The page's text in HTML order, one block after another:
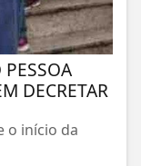
DECRETAR
o início da